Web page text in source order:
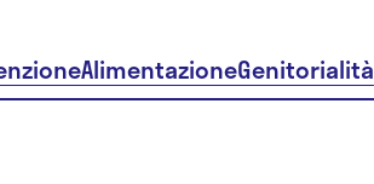
AlimentazioneGenitorialità